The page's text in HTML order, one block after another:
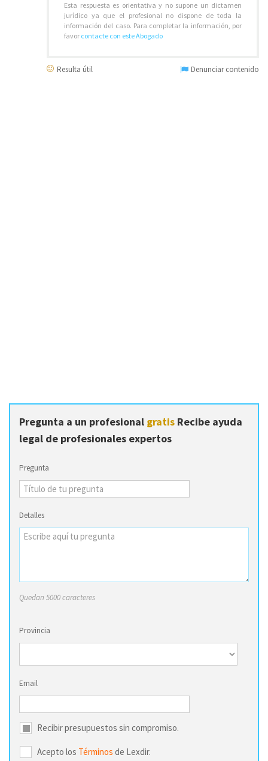
Esta respuesta es orientativa y no supone un dictamen
jurídico ya que el profesional no dispone de toda la
información del caso. Para completar la información, por
favor contacte con este Abogado
Resulta útil Denunciar contenido
Pregunta a un profesional gratis Recibe ayuda
legal de profesionales expertos
Pregunta
Detalles
Quedan 5000 caracteres
Provincia
Email
Recibir presupuestos sin compromiso.
Acepto los Términos de Lexdir.